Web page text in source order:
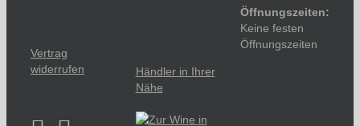
Vertrag
widerrufen
Öffnungszeiten:
Keine festen
Öffnungszeiten
Händler in Ihrer
Nähe